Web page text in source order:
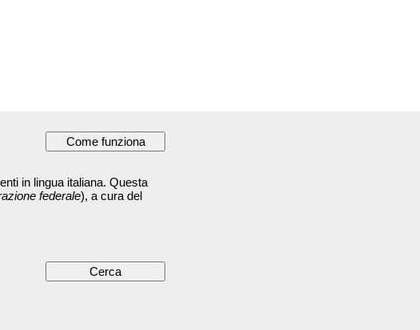
in lingua italiana. Questa
federale), a cura del